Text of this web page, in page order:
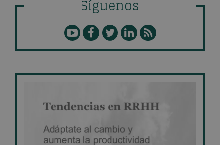
Síguenos